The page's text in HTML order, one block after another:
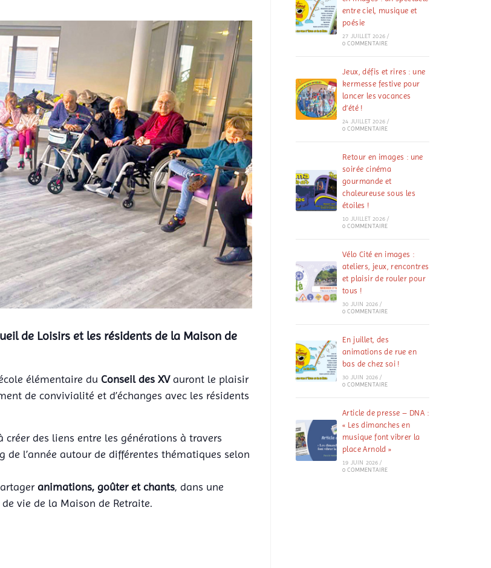
de Loisirs et les résidents de la Maison de
élémentaire du Conseil des XVauront le plaisir
de convivialité et d’échanges avec les résidents
créer des liens entre les générations à travers
de l’année autour de différentes thématiques selon
animations, goûter et chants, dans une
vie de la Maison de Retraite.
entre ciel, musique et
poésie
27 JUILLET 2026 /
0 COMMENTAIRE
Jeux, défis et rires : une
kermesse festive pour
lancer les vacances
d’été !
24 JUILLET 2026 /
0 COMMENTAIRE
Retour en images : une
soirée cinéma
gourmande et
chaleureuse sous les
étoiles !
10 JUILLET 2026 /
0 COMMENTAIRE
Vélo Cité en images :
ateliers, jeux, rencontres
et plaisir de rouler pour
tous !
30 JUIN 2026 /
0 COMMENTAIRE
En juillet, des
animations de rue en
bas de chez soi !
30 JUIN 2026 /
0 COMMENTAIRE
Article de presse – DNA :
« Les dimanches en
musique font vibrer la
place Arnold »
19 JUIN 2026 /
0 COMMENTAIRE